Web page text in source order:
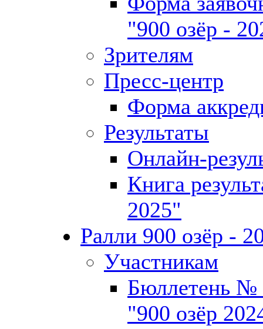
"900 озёр -
Зрителям
Пресс-центр
Форма
Результаты
Онлайн-
Книга
2025"
Ралли 900 озёр -
Участникам
Бюллетень №
"900 озёр